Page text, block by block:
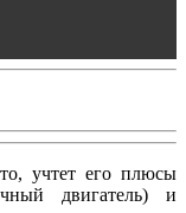
учтет его плюсы
двигатель) и